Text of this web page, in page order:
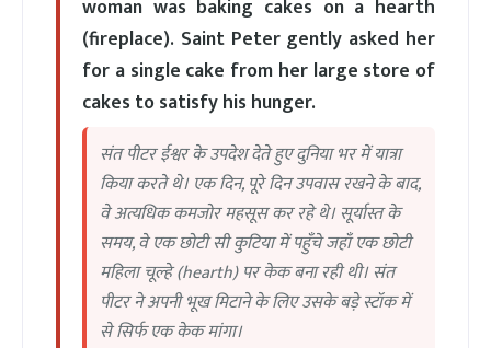
woman was baking cakes on a hearth
(fireplace). Saint Peter gently asked her
for a single cake from her large store of
cakes to satisfy his hunger.
संत पीटर ईश्वर के उपदेश देते हुए दुनिया भर में यात्रा
किया करते थे। एक दिन, पूरे दिन उपवास रखने के बाद,
वे अत्यधिक कमजोर महसूस कर रहे थे। सूर्यास्त के
समय, वे एक छोटी सी कुटिया में पहुँचे जहाँ एक छोटी
महिला चूल्हे (hearth) पर केक बना रही थी। संत
पीटर ने अपनी भूख मिटाने के लिए उसके बड़े स्टॉक में
से सिर्फ एक केक मांगा।